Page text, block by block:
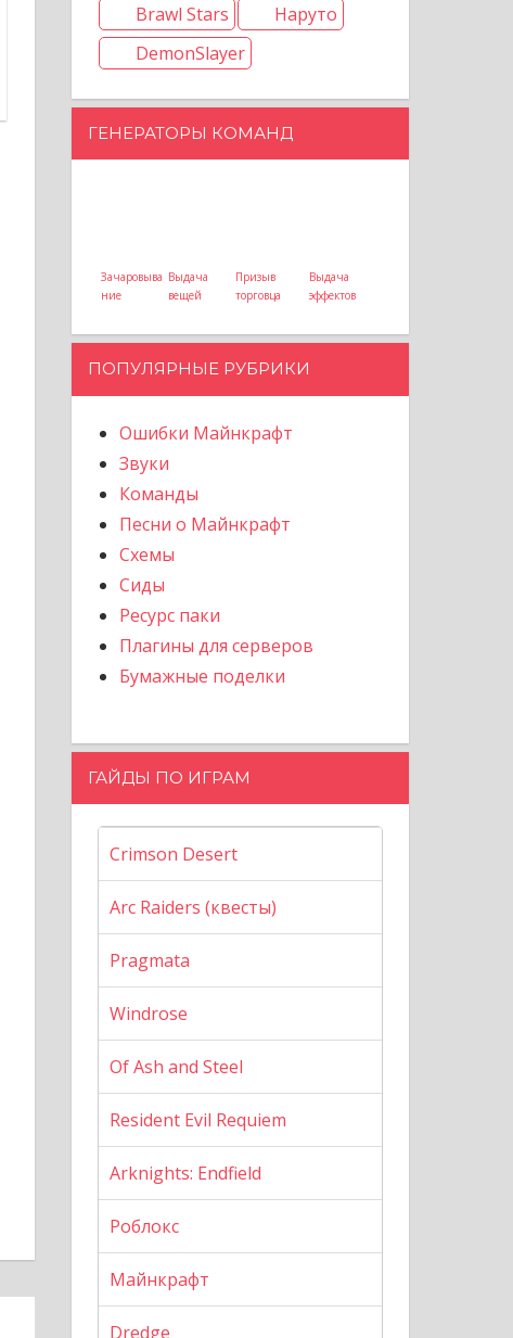
Brawl Stars
Наруто
DemonSlayer
ГЕНЕРАТОРЫ КОМАНД
Зачаровыва
ние
Выдача
вещей
Призыв
торговца
Выдача
эффектов
ПОПУЛЯРНЫЕ РУБРИКИ
Ошибки Майнкрафт
Звуки
Команды
Песни о Майнкрафт
Схемы
Сиды
Ресурс паки
Плагины для серверов
Бумажные поделки
ГАЙДЫ ПО ИГРАМ
Crimson Desert
Arc Raiders (квесты)
Pragmata
Windrose
Of Ash and Steel
Resident Evil Requiem
Arknights: Endfield
Роблокс
Майнкрафт
Dredge